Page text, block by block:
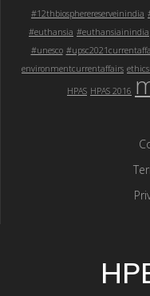
#12thbiospherereserveinindia
#euthansia #euthansiainindia
#unesco
environmentcurrentaffairs
HPAS HPAS 2016